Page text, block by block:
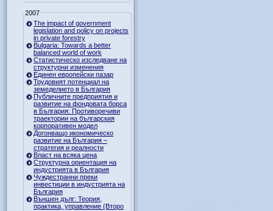
2007
The impact of government
legislation and policy on projects
in private forestry
Bulgaria: Towards a better
balanced world of work
Статистическо изследване на
структурни изменения
Единен европейски пазар
Трудовият потенциал на
земеделието в България
Публичните предприятия и
развитие на фондовата борса
в България: Противоречиви
траектории на българския
корпоративен модел
Догонващо икономическо
развитие на България –
стратегия и реалности
Власт на всяка цена
Структурна ориентация на
индустрията в България
Чуждестранни преки
инвестиции в индустрията на
България
Външен дълг: Теория,
практика, управление (Второ